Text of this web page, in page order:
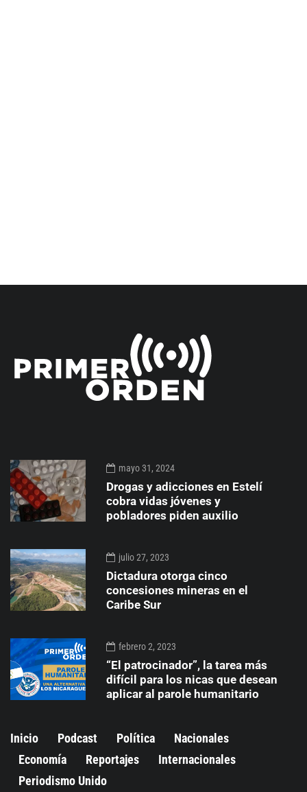
mayo 31, 2024
Drogas y adicciones en Estelí
cobra vidas jóvenes y
pobladores piden auxilio
julio 27, 2023
Dictadura otorga cinco
concesiones mineras en el
Caribe Sur
febrero 2, 2023
“El patrocinador”, la tarea más
difícil para los nicas que desean
aplicar al parole humanitario
Inicio Podcast Política
Nacionales
Economía
Reportajes
Internacionales
Periodismo Unido